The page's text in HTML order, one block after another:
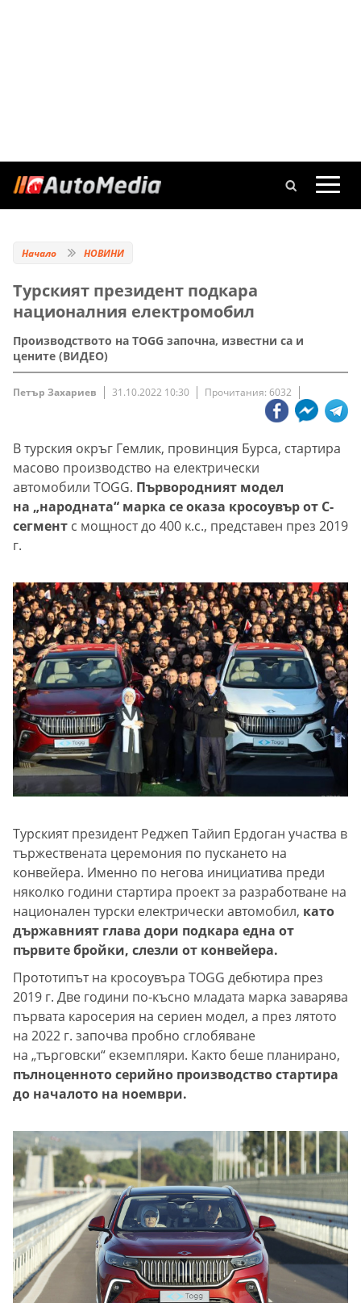
Начало НОВИНИ
Турският президент подкара
националния електромобил
Производството на TOGG започна, известни са и
цените (ВИДЕО)
Петър Захариев 31.10.2022 10:30 Прочитания: 6032
В турския окръг Гемлик, провинция Бурса, стартира
масово производство на електрически
автомобили TOGG. Първородният модел
на „народната“ марка се оказа кросоувър от C-
сегмент с мощност до 400 к.с., представен през 2019
г.
Турският президент Реджеп Тайип Ердоган участва в
тържествената церемония по пускането на
конвейера. Именно по негова инициатива преди
няколко години стартира проект за разработване на
национален турски електрически автомобил, като
държавният глава дори подкара една от
първите бройки, слезли от конвейера.
Прототипът на кросоувъра TOGG дебютира през
2019 г. Две години по-късно младата марка заварява
първата каросерия на сериен модел, а през лятото
на 2022 г. започва пробно сглобяване
на „търговски“ екземпляри. Както беше планирано,
пълноценното серийно производство стартира
до началото на ноември.